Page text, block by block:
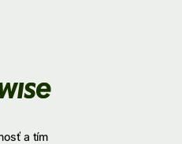
a tím